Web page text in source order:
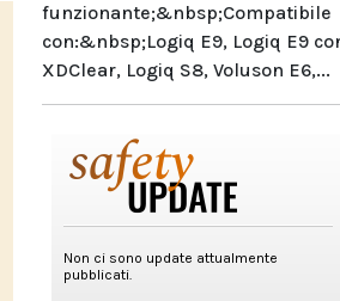
funzionante;&nbsp;Compatibile
con:&nbsp;Logiq E9, Logiq E9
XDClear, Logiq S8, Voluson E6,...